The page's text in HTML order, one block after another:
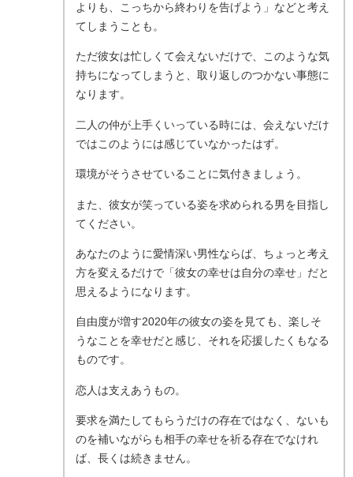
よりも、こっちから終わりを告げよう」などと考え
てしまうことも。
ただ彼女は忙しくて会えないだけで、このような気
持ちになってしまうと、取り返しのつかない事態に
なります。
二人の仲が上手くいっている時には、会えないだけ
ではこのようには感じていなかったはず。
環境がそうさせていることに気付きましょう。
また、彼女が笑っている姿を求められる男を目指し
てください。
あなたのように愛情深い男性ならば、ちょっと考え
方を変えるだけで「彼女の幸せは自分の幸せ」だと
思えるようになります。
自由度が増す2020年の彼女の姿を見ても、楽しそ
うなことを幸せだと感じ、それを応援したくもなる
ものです。
恋人は支えあうもの。
要求を満たしてもらうだけの存在ではなく、ないも
のを補いながらも相手の幸せを祈る存在でなけれ
ば、長くは続きません。